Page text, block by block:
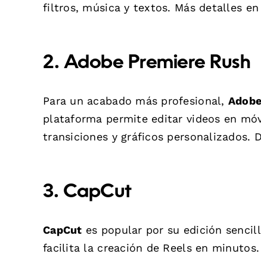
filtros, música y textos. Más detalles
2. Adobe Premiere Rush
Para un acabado más profesional,
plataforma permite editar videos en
transiciones y gráficos personalizados.
3. CapCut
CapCut es popular por su edición
facilita la creación de Reels en